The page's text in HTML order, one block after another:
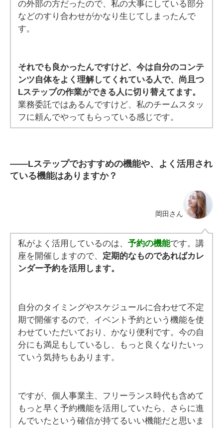
の外部の方だったので、私の大事にしている部分
などのすり合わせがかなり生じてしまったんで
す。
それでも良かったんですけど、今は自分のコンテ
ンツ自体をよく理解してくれている人で、尚且つ
Lステップの作業ができる人に切り替えてます。
業務委託ではあるんですけど、私のチームスタッ
フに頼んでやってもらっている感じです。
――Lステップでおすすめの機能や、よく活用され
ている機能はありますか？
岡田さん
私がよく活用しているのは、予約の機能です。講
座を開催しますので、 定期的なものであればカレ
ンダー予約を活用します。
自分のタイミングやスケジュールに合わせて不定
期で開催するので、イベント予約という機能を使
わせていただいており、かなり便利です。今の自
分にも満足もしているし、もっと良くなりたいっ
ていう気持ちもあります。
ですが、個人事業主、フリーランス時代も含めて
もっと早く予約機能を活用していたら、さらに進
んでいたという確信が持てるいい機能だと思いま